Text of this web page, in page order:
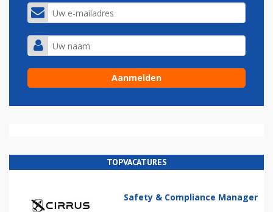
TOPVACATURES
Safety & Compliance Manager